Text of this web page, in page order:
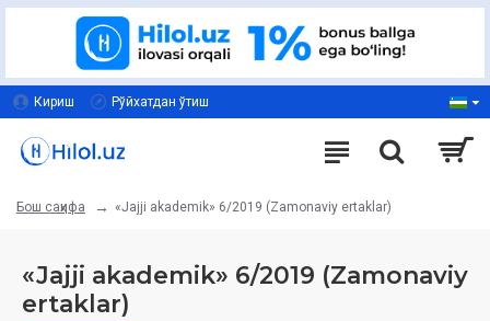
Кириш Рўйхатдан ўтиш
Бош саҳифа «Jajji akademik» 6/2019 (Zamonaviy ertaklar)
«Jajji akademik» 6/2019 (Zamonaviy
ertaklar)